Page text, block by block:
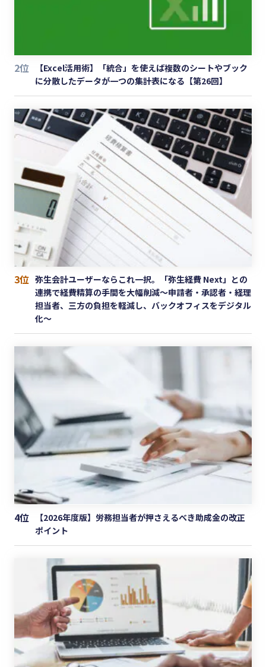
2位
【Excel活用術】「統合」を使えば複数のシートやブック
に分散したデータが一つの集計表になる【第26回】
3位 弥生会計ユーザーならこれ一択。「弥生経費 Next」との
連携で経費精算の手間を大幅削減〜申請者・承認者・経理
担当者、三方の負担を軽減し、バックオフィスをデジタル
化〜
4位
【2026年度版】労務担当者が押さえるべき助成金の改正
ポイント